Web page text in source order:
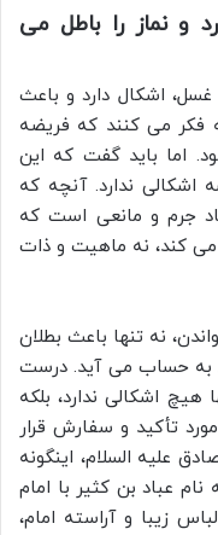
و نماز را باطل می
اشکال دارد و باعث
فکر می کنند که فریضه
اما باید گفت که این
ندارد. آنچه که
جرم و مانعی است که
می کند، نه ماهیت و ذات
نه تنها باعث بطلان
به حساب می آید. درست
اشکالی ندارد، بلکه
تأکید و سفارش قرار
علیه السلام، اینگونه
عباد بن کثیر با امام
زیبا و آراسته امام،